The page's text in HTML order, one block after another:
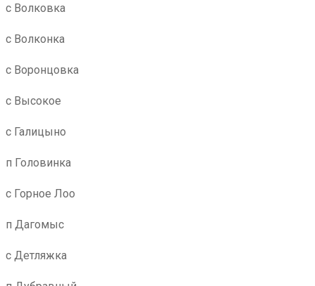
с Волковка
с Волконка
с Воронцовка
с Высокое
с Галицыно
п Головинка
с Горное Лоо
п Дагомыс
с Детляжка